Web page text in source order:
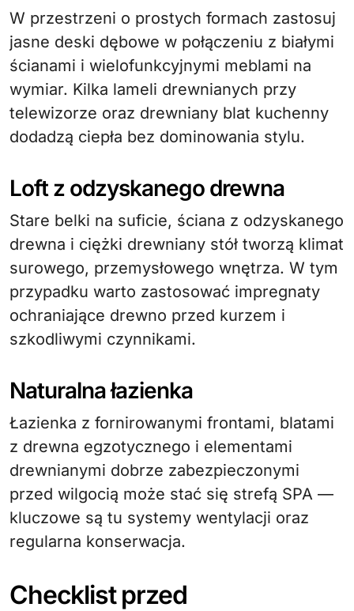
W przestrzeni o prostych formach zastosuj
jasne deski dębowe w połączeniu z białymi
ścianami i wielofunkcyjnymi meblami na
wymiar. Kilka lameli drewnianych przy
telewizorze oraz drewniany blat kuchenny
dodadzą ciepła bez dominowania stylu.
Loft z odzyskanego drewna
Stare belki na suficie, ściana z odzyskanego
drewna i ciężki drewniany stół tworzą klimat
surowego, przemysłowego wnętrza. W tym
przypadku warto zastosować impregnaty
ochraniające drewno przed kurzem i
szkodliwymi czynnikami.
Naturalna łazienka
Łazienka z fornirowanymi frontami, blatami
z drewna egzotycznego i elementami
drewnianymi dobrze zabezpieczonymi
przed wilgocią może stać się strefą SPA —
kluczowe są tu systemy wentylacji oraz
regularna konserwacja.
Checklist przed